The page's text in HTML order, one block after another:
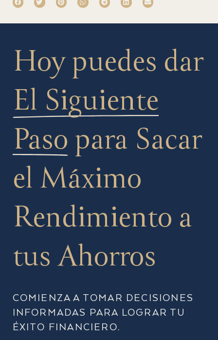
Hoy puedes dar
El Siguiente
Paso para Sacar
el Máximo
Rendimiento a
tus Ahorros
COMIENZA A TOMAR DECISIONES
INFORMADAS PARA LOGRAR TU
ÉXITO FINANCIERO.